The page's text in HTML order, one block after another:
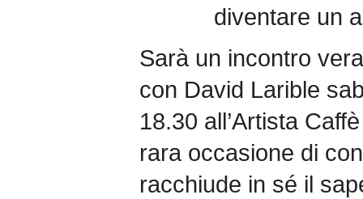
diventare un
Sarà un incontro
con David Larible
18.30 all’Artista
rara occasione di
racchiude in sé il